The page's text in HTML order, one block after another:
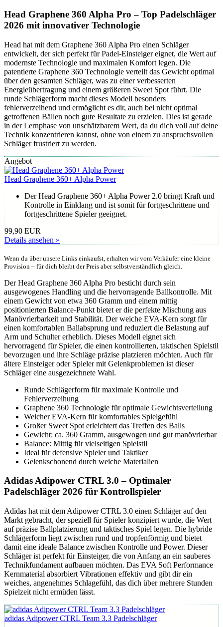
Head Graphene 360 Alpha Pro – Top Padelschläger
2026 mit innovativer Technologie
Head hat mit dem Graphene 360 Alpha Pro einen Schläger
entwickelt, der sich perfekt für Padel-Einsteiger eignet, die Wert auf
modernste Technologie und maximalen Komfort legen. Die
patentierte Graphene 360 Technologie verteilt das Gewicht optimal
über den gesamten Schläger, was zu einer verbesserten
Energieübertragung und einem größeren Sweet Spot führt. Die
runde Schlägerform macht dieses Modell besonders
fehlerverzeihend und ermöglicht es dir, auch bei nicht optimal
getroffenen Bällen noch gute Resultate zu erzielen. Dies ist gerade
in der Lernphase von unschätzbarem Wert, da du dich voll auf deine
Technik konzentrieren kannst, ohne von einem zu anspruchsvollen
Schläger frustriert zu werden.
Angebot
Head Graphene 360+ Alpha Power
Der Head Graphene 360+ Alpha Power 2.0 bringt Kraft und
Kontrolle in Einklang und ist somit für fortgeschrittene und
fortgeschrittene Spieler geeignet.
99,90 EUR
Details ansehen »
Wenn du über unsere Links einkaufst, erhalten wir vom Verkäufer eine kleine
Provision – für dich bleibt der Preis aber selbstverständlich gleich.
Der Head Graphene 360 Alpha Pro besticht durch sein
ausgewogenes Handling und die hervorragende Ballkontrolle. Mit
einem Gewicht von etwa 360 Gramm und einem mittig
positionierten Balance-Punkt bietet er die perfekte Mischung aus
Manövrierbarkeit und Stabilität. Der weiche EVA-Kern sorgt für
einen komfortablen Ballabsprung und reduziert die Belastung auf
Arm und Schulter erheblich. Dieses Modell eignet sich
hervorragend für Spieler, die einen kontrollierten, taktischen Spielstil
bevorzugen und ihre Schläge präzise platzieren möchten. Auch für
ältere Einsteiger oder Spieler mit Gelenkproblemen ist dieser
Schläger eine ausgezeichnete Wahl.
Runde Schlägerform für maximale Kontrolle und
Fehlerverzeihung
Graphene 360 Technologie für optimale Gewichtsverteilung
Weicher EVA-Kern für komfortables Spielgefühl
Großer Sweet Spot erleichtert das Treffen des Balls
Gewicht: ca. 360 Gramm, ausgewogen und gut manövrierbar
Balance: Mittig für vielseitigen Spielstil
Ideal für defensive Spieler und Taktiker
Gelenkschonend durch weiche Materialien
Adidas Adipower CTRL 3.0 – Optimaler
Padelschläger 2026 für Kontrollspieler
Adidas hat mit dem Adipower CTRL 3.0 einen Schläger auf den
Markt gebracht, der speziell für Spieler konzipiert wurde, die Wert
auf präzise Ballplatzierung und taktisches Spiel legen. Die hybride
Schlägerform liegt zwischen rund und tropfenförmig und bietet
damit eine ideale Balance zwischen Kontrolle und Power. Dieser
Schläger ist perfekt für Einsteiger, die von Anfang an ein sauberes
Technikfundament aufbauen möchten. Das EVA Soft Performance
Kernmaterial absorbiert Vibrationen effektiv und gibt dir ein
weiches, angenehmes Schlagefühl, das dich über mehrere Stunden
Spielzeit nicht ermüden lässt.
adidas Adipower CTRL Team 3.3 Padelschläger